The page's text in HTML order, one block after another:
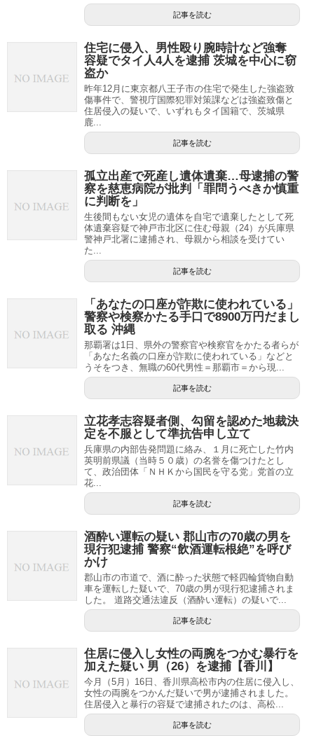
記事を読む
住宅に侵入、男性殴り腕時計など強奪
容疑でタイ人4人を逮捕 茨城を中心に窃
盗か
昨年12月に東京都八王子市の住宅で発生した強盗致
傷事件で、警視庁国際犯罪対策課などは強盗致傷と
住居侵入の疑いで、いずれもタイ国籍で、茨城県
鹿...
記事を読む
孤立出産で死産し遺体遺棄…母逮捕の警
察を慈恵病院が批判「罪問うべきか慎重
に判断を」
生後間もない女児の遺体を自宅で遺棄したとして死
体遺棄容疑で神戸市北区に住む母親（24）が兵庫県
警神戸北署に逮捕され、母親から相談を受けてい
た...
記事を読む
「あなたの口座が詐欺に使われている」
警察や検察かたる手口で8900万円だまし
取る 沖縄
那覇署は1日、県外の警察官や検察官をかたる者らが
「あなた名義の口座が詐欺に使われている」などと
うそをつき、無職の60代男性＝那覇市＝から現...
記事を読む
立花孝志容疑者側、勾留を認めた地裁決
定を不服として準抗告申し立て
兵庫県の内部告発問題に絡み、１月に死亡した竹内
英明前県議（当時５０歳）の名誉を傷つけたとし
て、政治団体「ＮＨＫから国民を守る党」党首の立
花...
記事を読む
酒酔い運転の疑い 郡山市の70歳の男を
現行犯逮捕 警察“飲酒運転根絶”を呼び
かけ
郡山市の市道で、酒に酔った状態で軽四輪貨物自動
車を運転した疑いで、70歳の男が現行犯逮捕されま
した。 道路交通法違反（酒酔い運転）の疑いで...
記事を読む
住居に侵入し女性の両腕をつかむ暴行を
加えた疑い 男（26）を逮捕【香川】
今月（5月）16日、香川県高松市内の住居に侵入し、
女性の両腕をつかんだ疑いで男が逮捕されました。
住居侵入と暴行の容疑で逮捕されたのは、高松...
記事を読む